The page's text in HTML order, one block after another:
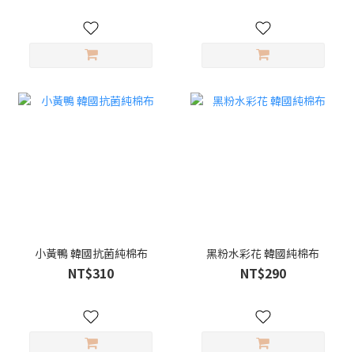
小黃鴨 韓國抗菌純棉布
NT$310
黑粉水彩花 韓國純棉布
NT$290